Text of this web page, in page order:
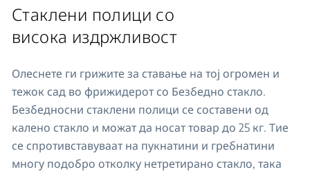
Стаклени полици со
висока издржливост
Олеснете ги грижите за ставање на тој огромен и
тежок сад во фрижидерот со Безбедно стакло.
Безбедносни стаклени полици се составени од
калено стакло и можат да носат товар до 25 кг. Тие
се спротивставуваат на пукнатини и гребнатини
многу подобро отколку нетретирано стакло, така